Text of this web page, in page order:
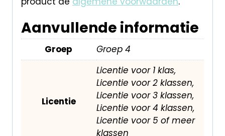
Aanvullende informatie
Groep Groep 4
Licentie
Licentie voor 1 klas,
Licentie voor 2 klassen,
Licentie voor 3 klassen,
Licentie voor 4 klassen,
Licentie voor 5 of meer
klassen